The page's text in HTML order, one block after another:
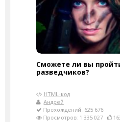
Сможете ли вы
разведчиков?
HTML-код
Андрей
Прохождений: 625 676
Просмотров: 1 335 027